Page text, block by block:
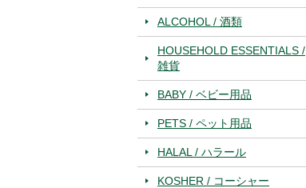
ALCOHOL / 酒類
HOUSEHOLD ESSENTIALS /
雑貨
BABY / ベビー用品
PETS / ペット用品
HALAL / ハラール
KOSHER / コーシャー